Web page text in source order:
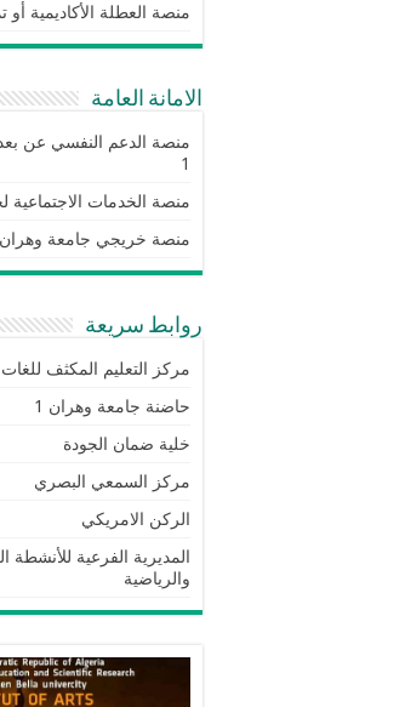
منصة العطلة الأكاديمية أو
الامانة العامة
منصة الدعم النفسي عن
1
منصة الخدمات الاجتماعية
منصة خريجي جامعة وهران 1
روابط سريعة
مركز التعليم المكثف للغات
حاضنة جامعة وهران 1
خلية ضمان الجودة
مركز السمعي البصري
الركن الامريكي
المديرية الفرعية للأنشطة
والرياضية